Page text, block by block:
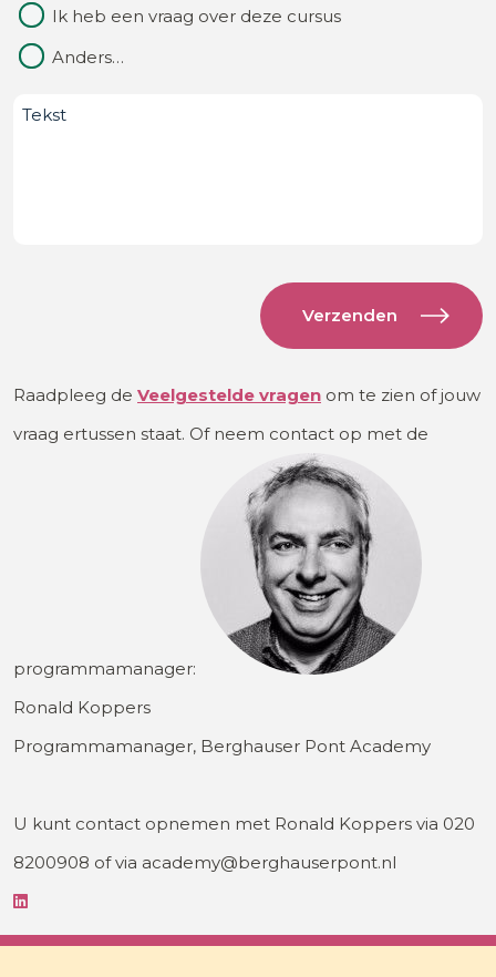
Ik heb een vraag over deze cursus
Anders…
Bericht
Raadpleeg de Veelgestelde vragen om te zien of jouw
vraag ertussen staat. Of neem contact op met de
programmamanager:
Ronald Koppers
Programmamanager, Berghauser Pont Academy
U kunt contact opnemen met Ronald Koppers via 020
8200908 of via academy@berghauserpont.nl